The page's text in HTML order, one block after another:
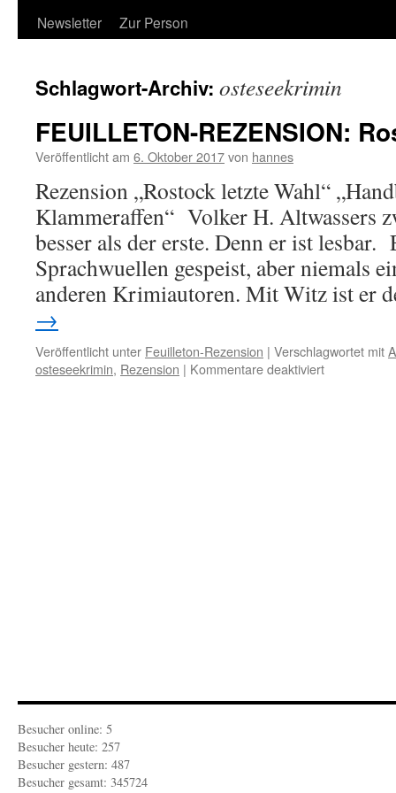
Newsletter
Zur Person
Schlagwort-Archiv: osteseekrimin
FEUILLETON-REZENSION:
Veröffentlicht am 6. Oktober 2017von hannes
Rezension „Rostock letzte Wahl“
Klammeraffen“ Volker H. Altwassers
besser als der erste. Denn er ist lesbar.
Sprachwuellen gespeist, aber niemals
anderen Krimiautoren. Mit Witz ist er
→
Veröffentlicht unter Feuilleton-Rezension | Verschlagwortet mit
osteseekrimin, Rezension | Kommentare deaktiviertfür
Besucher online: 5
Besucher heute: 257
Besucher gestern: 487
Besucher gesamt: 345724